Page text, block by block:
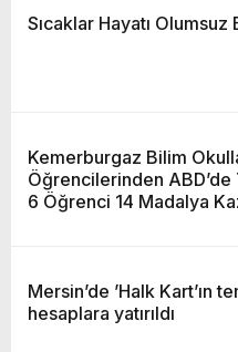
Sıcaklar Hayatı Olumsuz
Kemerburgaz Bilim
Öğrencilerinden ABD’de
6 Öğrenci 14 Madalya
Mersin’de ’Halk Kart’ın
hesaplara yatırıldı